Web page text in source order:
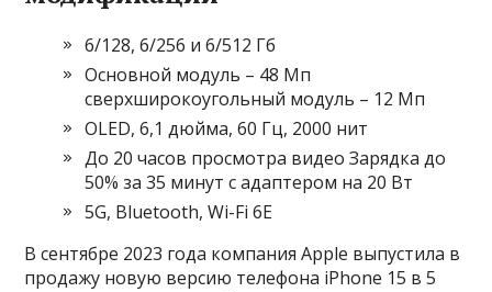
6/128, 6/256 и 6/512 Гб
Основной модуль – 48 Мп
сверхширокоугольный модуль – 12 Мп
OLED, 6,1 дюйма, 60 Гц, 2000 нит
До 20 часов просмотра видео Зарядка до
50% за 35 минут с адаптером на 20 Вт
5G, Bluetooth, Wi-Fi 6E
В сентябре 2023 года компания Apple выпустила в
продажу новую версию телефона iPhone 15 в 5